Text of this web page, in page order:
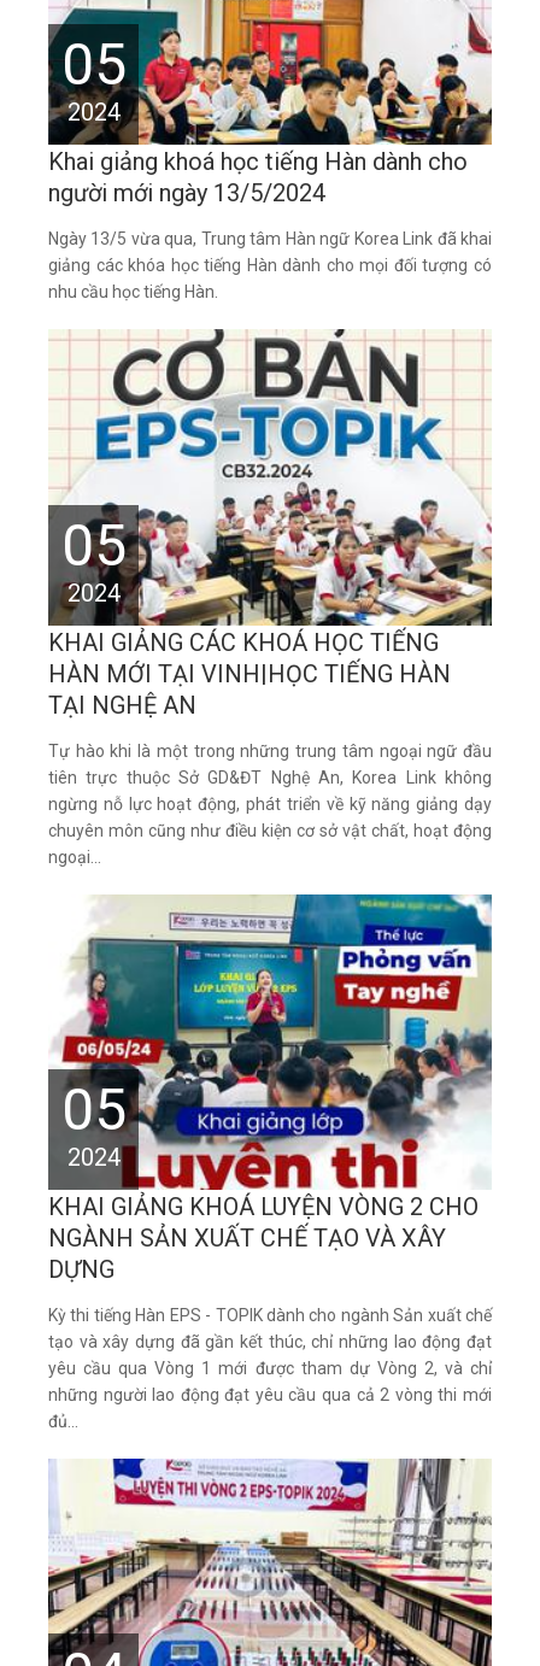
05
2024
Khai giảng khoá học tiếng Hàn dành cho
người mới ngày 13/5/2024
Ngày 13/5 vừa qua, Trung tâm Hàn ngữ Korea Link đã khai
giảng các khóa học tiếng Hàn dành cho mọi đối tượng có
nhu cầu học tiếng Hàn.
05
2024
KHAI GIẢNG CÁC KHOÁ HỌC TIẾNG
HÀN MỚI TẠI VINH|HỌC TIẾNG HÀN
TẠI NGHỆ AN
Tự hào khi là một trong những trung tâm ngoại ngữ đầu
tiên trực thuộc Sở GD&ĐT Nghệ An, Korea Link không
ngừng nỗ lực hoạt động, phát triển về kỹ năng giảng dạy
chuyên môn cũng như điều kiện cơ sở vật chất, hoạt động
ngoại...
05
2024
KHAI GIẢNG KHOÁ LUYỆN VÒNG 2 CHO
NGÀNH SẢN XUẤT CHẾ TẠO VÀ XÂY
DỰNG
Kỳ thi tiếng Hàn EPS - TOPIK dành cho ngành Sản xuất chế
tạo và xây dựng đã gần kết thúc, chỉ những lao động đạt
yêu cầu qua Vòng 1 mới được tham dự Vòng 2, và chỉ
những người lao động đạt yêu cầu qua cả 2 vòng thi mới
đủ...